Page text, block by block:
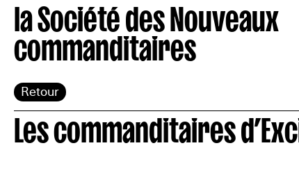
la Société des Nouveaux
commanditaires
Retour
Les commanditaires